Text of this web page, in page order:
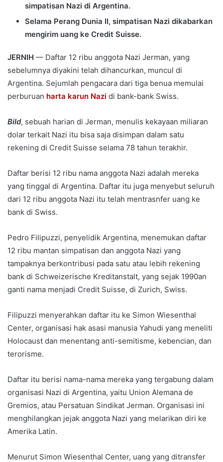
simpatisan Nazi di Argentina.
Selama Perang Dunia II, simpatisan Nazi dikabarkan
mengirim uang ke Credit Suisse.
JERNIH — Daftar 12 ribu anggota Nazi Jerman, yang
sebelumnya diyakini telah dihancurkan, muncul di
Argentina. Sejumlah pengacara dari tiga benua memulai
perburuan harta karun Nazi di bank-bank Swiss.
Bild, sebuah harian di Jerman, menulis kekayaan miliaran
dolar terkait Nazi itu bisa saja disimpan dalam satu
rekening di Credit Suisse selama 78 tahun terakhir.
Daftar berisi 12 ribu nama anggota Nazi adalah mereka
yang tinggal di Argentina. Daftar itu juga menyebut seluruh
dari 12 ribu anggota Nazi itu telah mentrasnfer uang ke
bank di Swiss.
Pedro Filipuzzi, penyelidik Argentina, menemukan daftar
12 ribu mantan simpatisan dan anggota Nazi yang
tampaknya berkontribusi pada satu atau lebih rekening
bank di Schweizerische Kreditanstalt, yang sejak 1990an
ganti nama menjadi Credit Suisse, di Zurich, Swiss.
Filipuzzi menyerahkan daftar itu ke Simon Wiesenthal
Center, organisasi hak asasi manusia Yahudi yang meneliti
Holocaust dan menentang anti-semitisme, kebencian, dan
terorisme.
Daftar itu berisi nama-nama mereka yang tergabung dalam
organisasi Nazi di Argentina, yaitu Union Alemana de
Gremios, atau Persatuan Sindikat Jerman. Organisasi ini
menghilangkan jejak anggota Nazi yang melarikan diri ke
Amerika Latin.
Menurut Simon Wiesenthal Center, uang yang ditransfer